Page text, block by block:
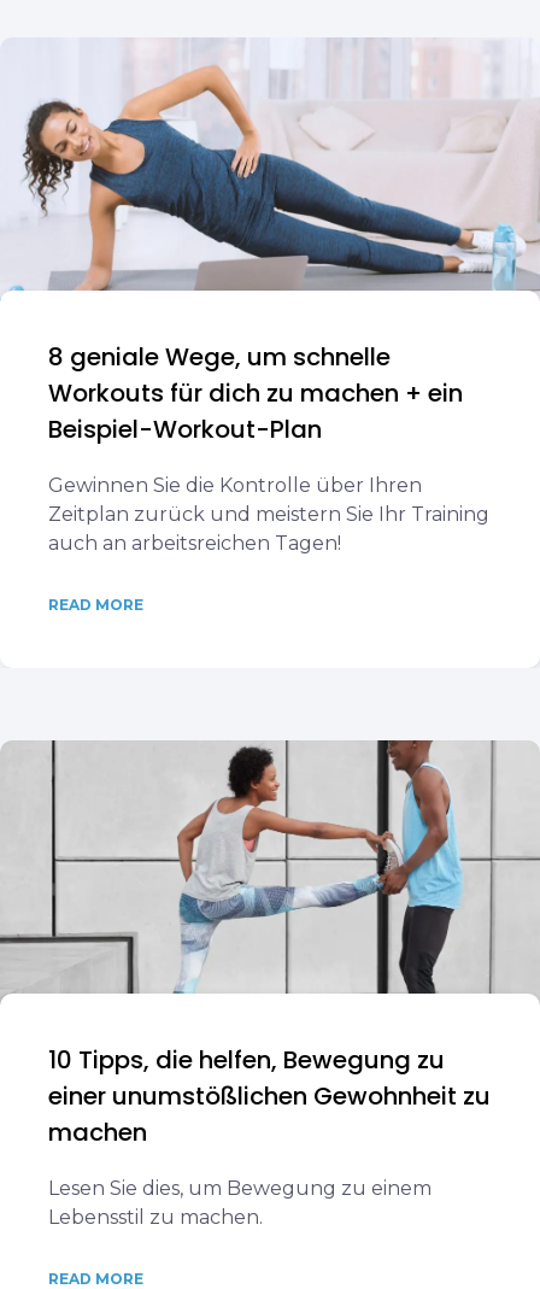
8 geniale Wege, um schnelle
Workouts für dich zu machen + ein
Beispiel-Workout-Plan
Gewinnen Sie die Kontrolle über Ihren
Zeitplan zurück und meistern Sie Ihr Training
auch an arbeitsreichen Tagen!
READ MORE
10 Tipps, die helfen, Bewegung zu
einer unumstößlichen Gewohnheit zu
machen
Lesen Sie dies, um Bewegung zu einem
Lebensstil zu machen.
READ MORE